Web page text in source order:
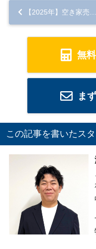
無
ま
この記事を書いたス